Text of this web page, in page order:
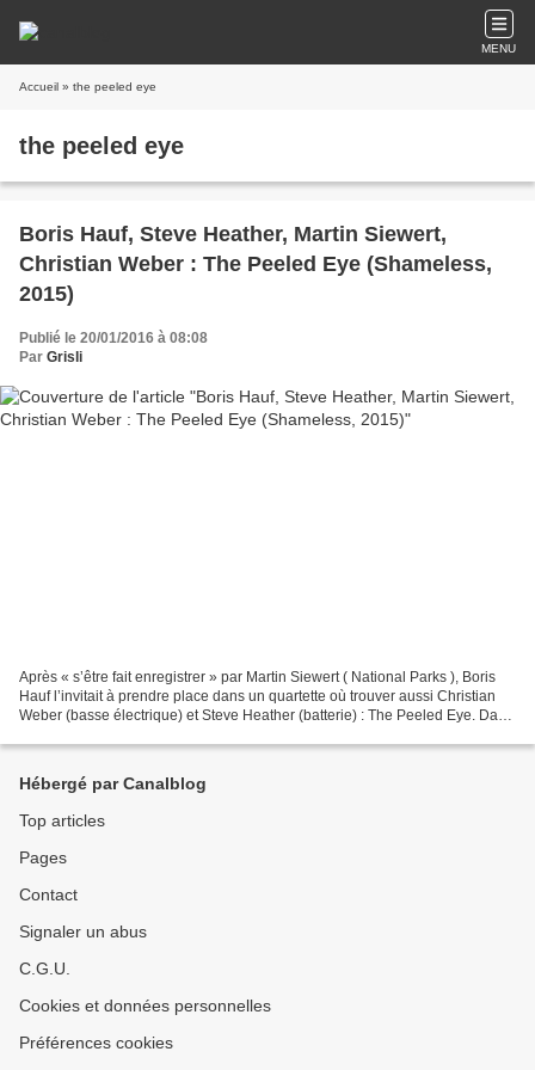
MENU
Accueil » the peeled eye
the peeled eye
Boris Hauf, Steve Heather, Martin Siewert,
Christian Weber : The Peeled Eye (Shameless,
2015)
Publié le 20/01/2016 à 08:08
Par Grisli
Après « s’être fait enregistrer » par Martin Siewert ( National Parks ), Boris
Hauf l’invitait à prendre place dans un quartette où trouver aussi Christian
Weber (basse électrique) et Steve Heather (batterie) : The Peeled Eye. Dans
Hébergé par Canalblog
Top articles
Pages
Contact
Signaler un abus
C.G.U.
Cookies et données personnelles
Préférences cookies